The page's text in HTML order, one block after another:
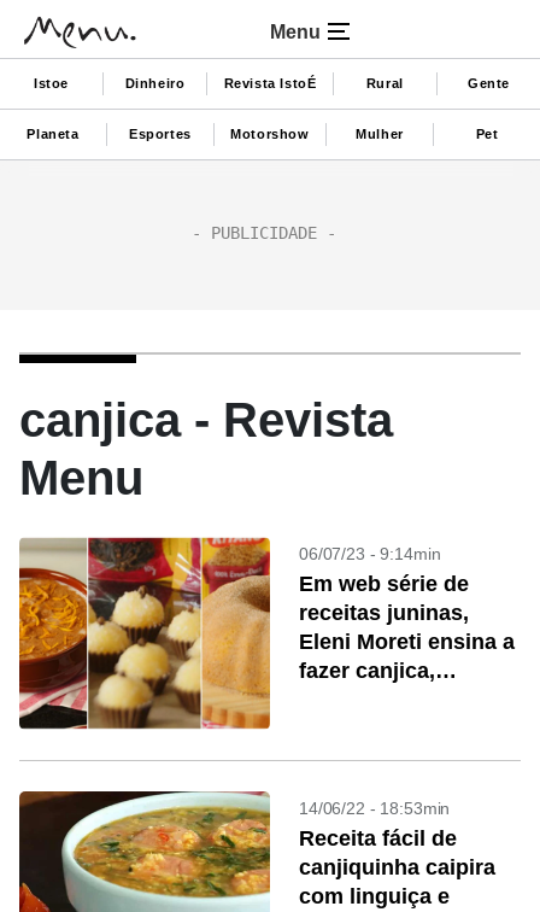
Menu
Istoe Dinheiro Revista IstoÉ Rural Gente
Planeta Esportes Motorshow Mulher Pet
canjica - Revista
Menu
06/07/23 - 9:14min
Em web série de
receitas juninas,
Eleni Moreti ensina a
fazer canjica,
14/06/22 - 18:53min
Receita fácil de
canjiquinha caipira
com linguiça e